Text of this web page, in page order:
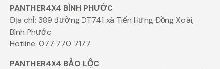
PANTHER4X4 BÌNH PHƯỚC
Địa chỉ: 389 đường DT741 xã Tiến Hưng Đồng Xoài,
Bình Phước
Hotline: 077 770 7177
PANTHER4X4 BẢO LỘC